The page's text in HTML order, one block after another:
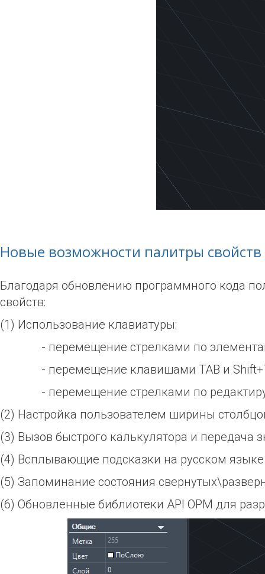
Новые возможности палитры свойств
Благодаря обновлению программного кода
свойств:
(1) Использование клавиатуры:
- перемещение стрелками по
- перемещение клавишами TAB и
- перемещение стрелками по
(2) Настройка пользователем ширины
(3) Вызов быстрого калькулятора и передача
(4) Всплывающие подсказки на русском
(5) Запоминание состояния
(6) Обновленные библиотеки API OPM для